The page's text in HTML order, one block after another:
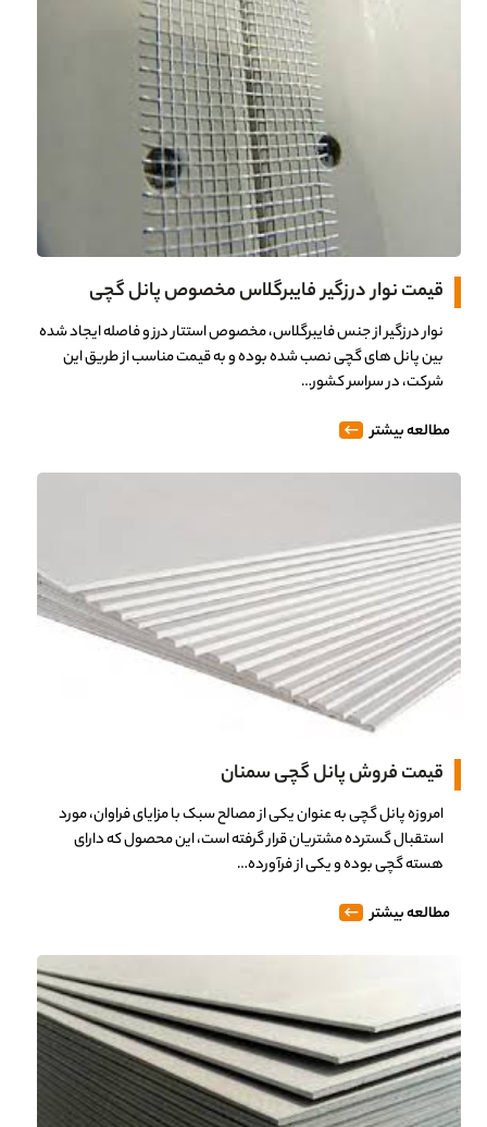
قیمت نوار درزگیر فایبرگلاس مخصوص پانل گچی
نوار درزگیر از جنس فایبرگلاس، مخصوص استتار درز و فاصله ایجاد شده
بین پانل های گچی نصب شده بوده و به قیمت مناسب از طریق این
شرکت، در سراسر کشور…
مطالعه بیشتر
قیمت فروش پانل گچی سمنان
امروزه پانل گچی به عنوان یکی از مصالح سبک با مزایای فراوان، مورد
استقبال گسترده مشتریان قرار گرفته است، این محصول که دارای
هسته گچی بوده و یکی از فرآورده…
مطالعه بیشتر